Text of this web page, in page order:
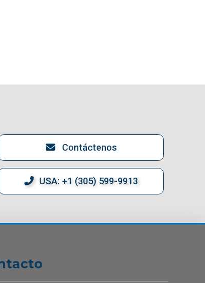
Contáctenos
USA: +1 (305) 599-9913